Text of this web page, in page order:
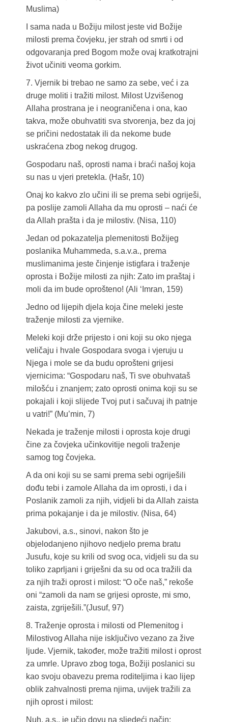
Muslima)
I sama nada u Božiju milost jeste vid Božije
milosti prema čovjeku, jer strah od smrti i od
odgovaranja pred Bogom može ovaj kratkotrajni
život učiniti veoma gorkim.
7. Vjernik bi trebao ne samo za sebe, već i za
druge moliti i tražiti milost. Milost Uzvišenog
Allaha prostrana je i neograničena i ona, kao
takva, može obuhvatiti sva stvorenja, bez da joj
se pričini nedostatak ili da nekome bude
uskraćena zbog nekog drugog.
Gospodaru naš, oprosti nama i braći našoj koja
su nas u vjeri pretekla. (Hašr, 10)
Onaj ko kakvo zlo učini ili se prema sebi ogriješi,
pa poslije zamoli Allaha da mu oprosti – naći će
da Allah prašta i da je milostiv. (Nisa, 110)
Jedan od pokazatelja plemenitosti Božijeg
poslanika Muhammeda, s.a.v.a., prema
muslimanima jeste činjenje istigfara i traženje
oprosta i Božije milosti za njih: Zato im praštaj i
moli da im bude oprošteno! (Ali ‘Imran, 159)
Jedno od lijepih djela koja čine meleki jeste
traženje milosti za vjernike.
Meleki koji drže prijesto i oni koji su oko njega
veličaju i hvale Gospodara svoga i vjeruju u
Njega i mole se da budu oprošteni grijesi
vjernicima: “Gospodaru naš, Ti sve obuhvataš
milošću i znanjem; zato oprosti onima koji su se
pokajali i koji slijede Tvoj put i sačuvaj ih patnje
u vatri!” (Mu’min, 7)
Nekada je traženje milosti i oprosta koje drugi
čine za čovjeka učinkovitije negoli traženje
samog tog čovjeka.
A da oni koji su se sami prema sebi ogriješili
dođu tebi i zamole Allaha da im oprosti, i da i
Poslanik zamoli za njih, vidjeli bi da Allah zaista
prima pokajanje i da je milostiv. (Nisa, 64)
Jakubovi, a.s., sinovi, nakon što je
objelodanjeno njihovo nedjelo prema bratu
Jusufu, koje su krili od svog oca, vidjeli su da su
toliko zaprljani i griješni da su od oca tražili da
za njih traži oprost i milost: “O oče naš,” rekoše
oni “zamoli da nam se grijesi oproste, mi smo,
zaista, zgriješili.”(Jusuf, 97)
8. Traženje oprosta i milosti od Plemenitog i
Milostivog Allaha nije isključivo vezano za žive
ljude. Vjernik, također, može tražiti milost i oprost
za umrle. Upravo zbog toga, Božiji poslanici su
kao svoju obavezu prema roditeljima i kao lijep
oblik zahvalnosti prema njima, uvijek tražili za
njih oprost i milost:
Nuh, a.s., je učio dovu na sljedeći način: